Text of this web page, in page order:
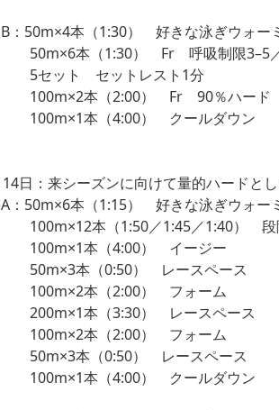
本（1:30） 好きな泳ぎウォー
本（1:30） Fr 呼吸制限3–5／
ト セットレスト1分
本（2:00） Fr 90％ハード
本（4:00） クールダウン
日：来シーズンに向けて量的ハードと
本（1:15） 好きな泳ぎウォー
本（1:50／1:45／1:40） 段階
本（4:00） イージー
本（0:50） レースペース
本（2:00） フォーム
本（3:30） レースペース
本（2:00） フォーム
本（0:50） レースペース
本（4:00） クールダウン